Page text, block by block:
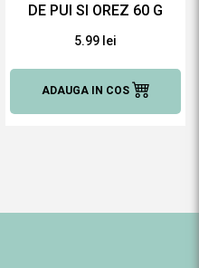
DE PUI SI OREZ 60 G
PENTRU PISICI
5.99 lei
ADAUGA IN COS